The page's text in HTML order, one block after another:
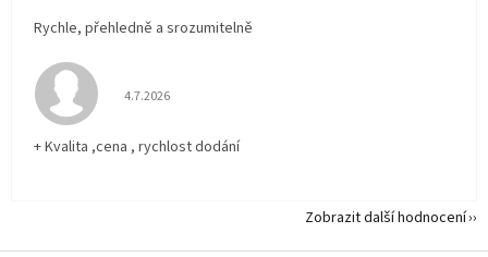
Rychle, přehledně a srozumitelně
Hodnocení obchodu je 5 z 5 hvězdiček.
4.7.2026
+ Kvalita ,cena , rychlost dodání
Zobrazit další hodnocení